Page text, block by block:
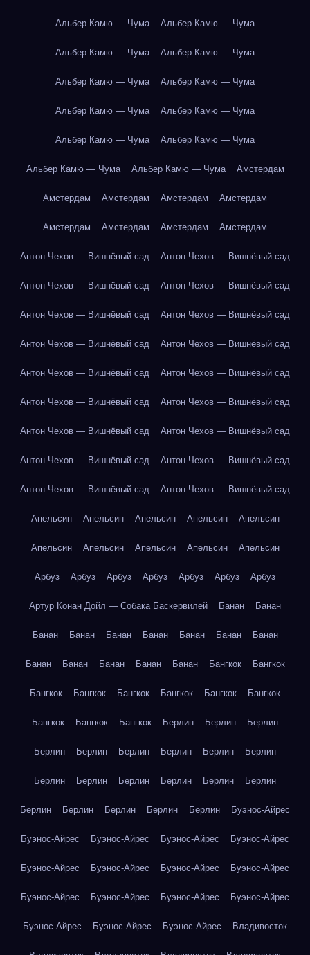
Альбер Камю — Чума Альбер Камю — Чума
Альбер Камю — Чума Альбер Камю — Чума
Альбер Камю — Чума Альбер Камю — Чума
Альбер Камю — Чума Альбер Камю — Чума
Альбер Камю — Чума Альбер Камю — Чума
Альбер Камю — Чума Альбер Камю — Чума Амстердам
Амстердам Амстердам Амстердам Амстердам
Амстердам Амстердам Амстердам Амстердам
Антон Чехов — Вишнёвый сад Антон Чехов — Вишнёвый сад
Антон Чехов — Вишнёвый сад Антон Чехов — Вишнёвый сад
Антон Чехов — Вишнёвый сад Антон Чехов — Вишнёвый сад
Антон Чехов — Вишнёвый сад Антон Чехов — Вишнёвый сад
Антон Чехов — Вишнёвый сад Антон Чехов — Вишнёвый сад
Антон Чехов — Вишнёвый сад Антон Чехов — Вишнёвый сад
Антон Чехов — Вишнёвый сад Антон Чехов — Вишнёвый сад
Антон Чехов — Вишнёвый сад Антон Чехов — Вишнёвый сад
Антон Чехов — Вишнёвый сад Антон Чехов — Вишнёвый сад
Апельсин Апельсин Апельсин Апельсин Апельсин
Апельсин Апельсин Апельсин Апельсин Апельсин
Арбуз Арбуз Арбуз Арбуз Арбуз Арбуз Арбуз
Артур Конан Дойл — Собака Баскервилей Банан Банан
Банан Банан Банан Банан Банан Банан Банан
Банан Банан Банан Банан Банан Бангкок Бангкок
Бангкок Бангкок Бангкок Бангкок Бангкок Бангкок
Бангкок Бангкок Бангкок Берлин Берлин Берлин
Берлин Берлин Берлин Берлин Берлин Берлин
Берлин Берлин Берлин Берлин Берлин Берлин
Берлин Берлин Берлин Берлин Берлин Буэнос-Айрес
Буэнос-Айрес Буэнос-Айрес Буэнос-Айрес Буэнос-Айрес
Буэнос-Айрес Буэнос-Айрес Буэнос-Айрес Буэнос-Айрес
Буэнос-Айрес Буэнос-Айрес Буэнос-Айрес Буэнос-Айрес
Буэнос-Айрес Буэнос-Айрес Буэнос-Айрес Владивосток